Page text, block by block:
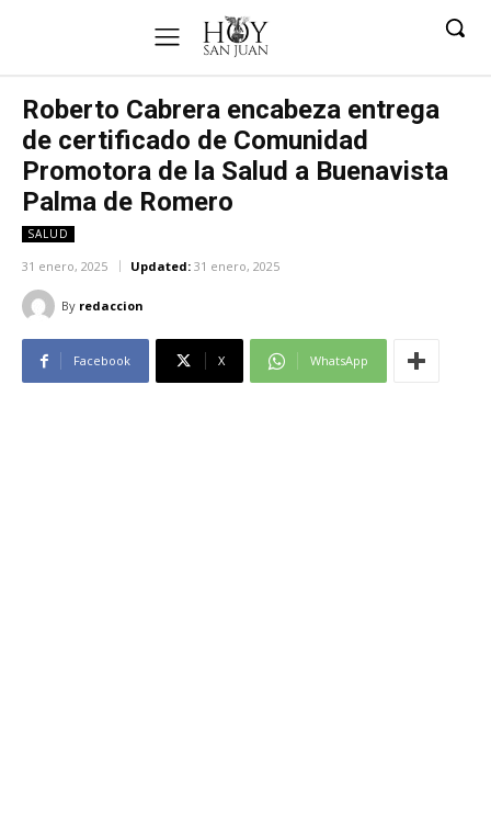
Roberto Cabrera encabeza entrega
de certificado de Comunidad
Promotora de la Salud a Buenavista
Palma de Romero
SALUD
31 enero, 2025 Updated: 31 enero, 2025
By redaccion
Facebook X WhatsApp